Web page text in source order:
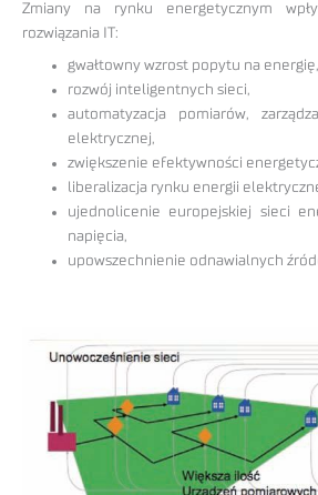
Zmiany na rynku energetycznym
rozwiązania IT:
gwałtowny wzrost popytu na energię,
rozwój inteligentnych sieci,
automatyzacja pomiarów,
elektrycznej,
zwiększenie efektywności
liberalizacja rynku energii
ujednolicenie europejskiej sieci
napięcia,
upowszechnienie odnawialnych